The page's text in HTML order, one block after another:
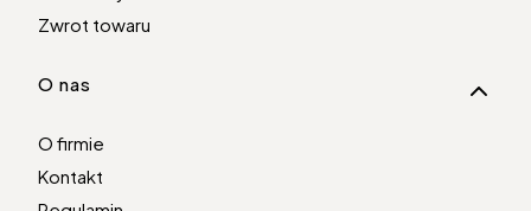
Zwrot towaru
O nas
O firmie
Kontakt